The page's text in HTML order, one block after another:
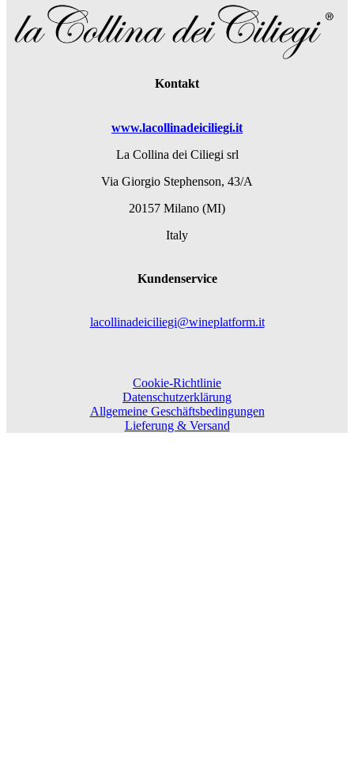
Kontakt
www.lacollinadeiciliegi.it
La Collina dei Ciliegi srl
Via Giorgio Stephenson, 43/A
20157 Milano (MI)
Italy
Kundenservice
lacollinadeiciliegi@wineplatform.it
Cookie-Richtlinie
Datenschutzerklärung
Allgemeine Geschäftsbedingungen
Lieferung & Versand